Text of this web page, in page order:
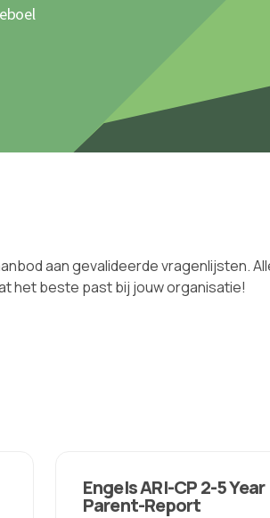
aan gevalideerde vragenlijsten.
het beste past bij jouw organisatie!
Engels ARI-CP 2-5 Year
Parent-Report